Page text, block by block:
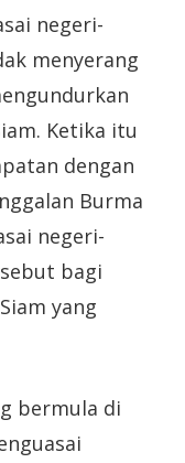
negeri-
menyerang
Ketika itu
dengan
Burma
negeri-
bagi
yang
bermula di